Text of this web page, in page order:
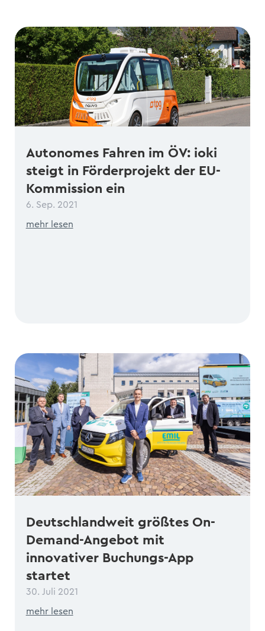
Autonomes Fahren im ÖV: ioki
steigt in Förderprojekt der EU-
Kommission ein
6. Sep. 2021
mehr lesen
Deutschlandweit größtes On-
Demand-Angebot mit
innovativer Buchungs-App
startet
30. Juli 2021
mehr lesen